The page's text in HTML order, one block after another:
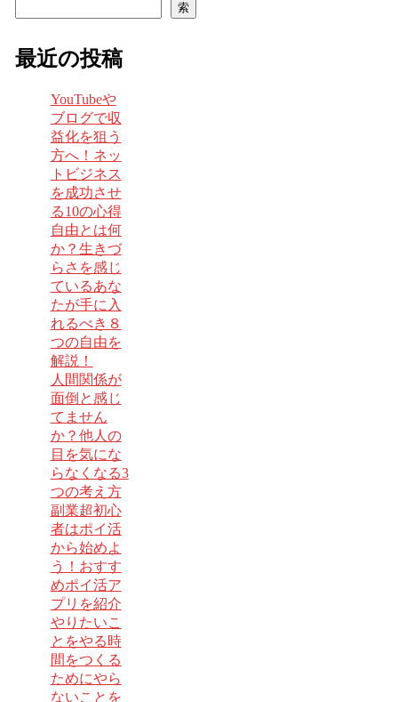
索
最近の投稿
YouTubeや
ブログで収
益化を狙う
方へ！ネッ
トビジネス
を成功させ
る10の心得
自由とは何
か？生きづ
らさを感じ
ているあな
たが手に入
れるべき８
つの自由を
解説！
人間関係が
面倒と感じ
てません
か？他人の
目を気にな
らなくなる3
つの考え方
副業超初心
者はポイ活
から始めよ
う！おすす
めポイ活ア
プリを紹介
やりたいこ
とをやる時
間をつくる
ためにやら
ないことを